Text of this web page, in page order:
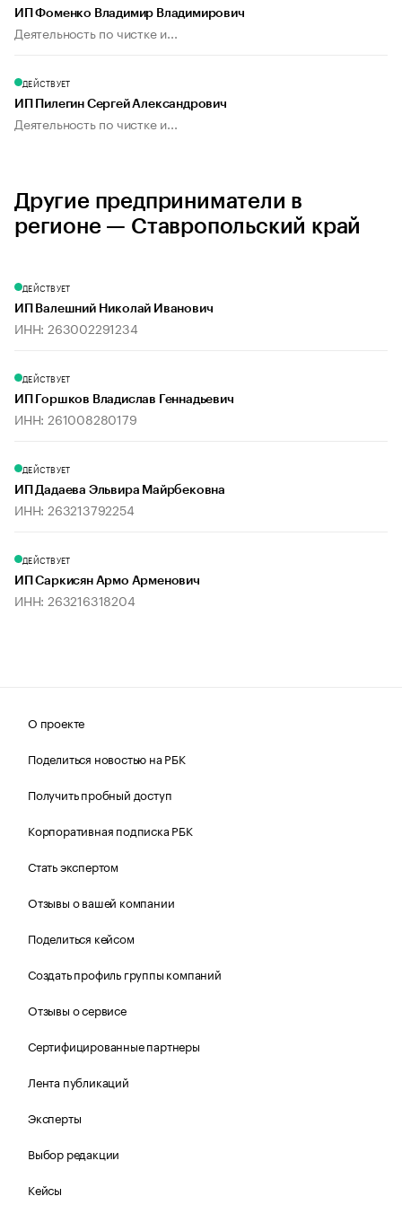
ИП Фоменко Владимир Владимирович
Деятельность по чистке и...
ДЕЙСТВУЕТ
ИП Пилегин Сергей Александрович
Деятельность по чистке и...
Другие предприниматели в
регионе — Ставропольский край
ДЕЙСТВУЕТ
ИП Валешний Николай Иванович
ИНН: 263002291234
ДЕЙСТВУЕТ
ИП Горшков Владислав Геннадьевич
ИНН: 261008280179
ДЕЙСТВУЕТ
ИП Дадаева Эльвира Майрбековна
ИНН: 263213792254
ДЕЙСТВУЕТ
ИП Саркисян Армо Арменович
ИНН: 263216318204
О проекте
Поделиться новостью на РБК
Получить пробный доступ
Корпоративная подписка РБК
Стать экспертом
Отзывы о вашей компании
Поделиться кейсом
Создать профиль группы компаний
Отзывы о сервисе
Сертифицированные партнеры
Лента публикаций
Эксперты
Выбор редакции
Кейсы